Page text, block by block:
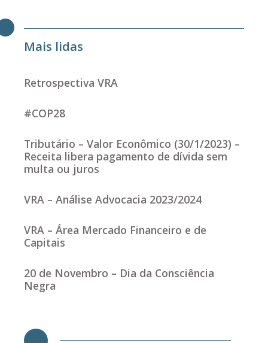
Mais lidas
Retrospectiva VRA
#COP28
Tributário – Valor Econômico (30/1/2023) –
Receita libera pagamento de dívida sem
multa ou juros
VRA – Análise Advocacia 2023/2024
VRA – Área Mercado Financeiro e de
Capitais
20 de Novembro – Dia da Consciência
Negra